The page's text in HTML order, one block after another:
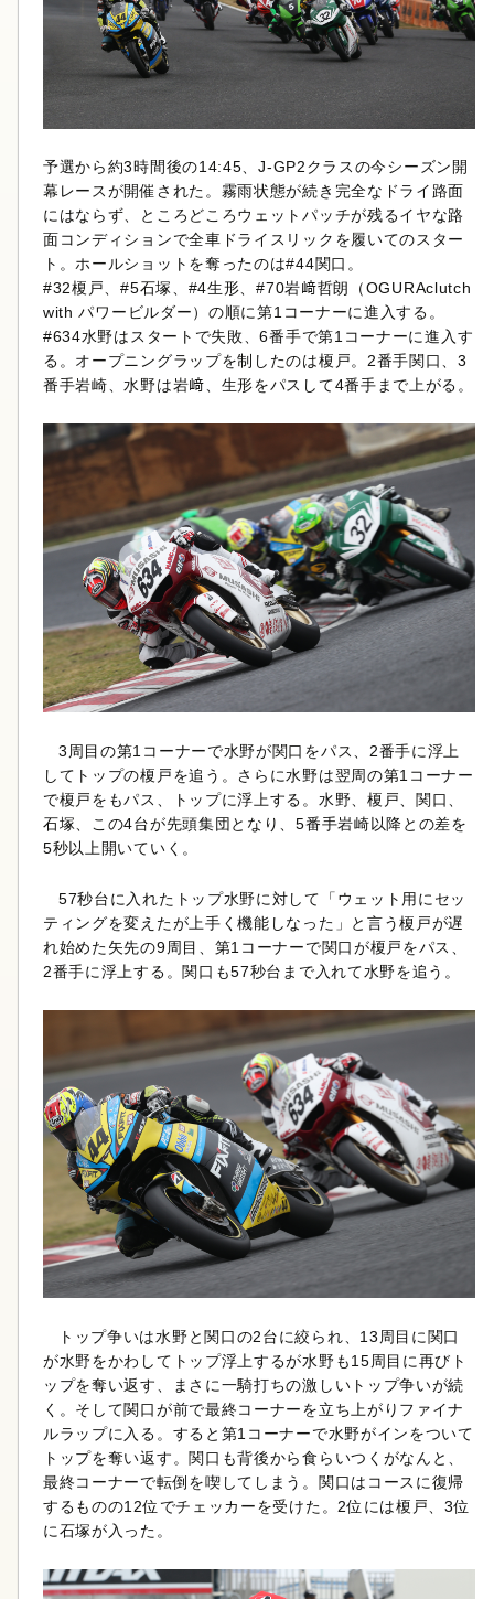
予選から約3時間後の14:45、J-GP2クラスの今シーズン開
幕レースが開催された。霧雨状態が続き完全なドライ路面
にはならず、ところどころウェットパッチが残るイヤな路
面コンディションで全車ドライスリックを履いてのスター
ト。ホールショットを奪ったのは#44関口。
#32榎戸、#5石塚、#4生形、#70岩﨑哲朗（OGURAclutch
with パワービルダー）の順に第1コーナーに進入する。
#634水野はスタートで失敗、6番手で第1コーナーに進入す
る。オープニングラップを制したのは榎戸。2番手関口、3
番手岩崎、水野は岩﨑、生形をパスして4番手まで上がる。
3周目の第1コーナーで水野が関口をパス、2番手に浮上
してトップの榎戸を追う。さらに水野は翌周の第1コーナー
で榎戸をもパス、トップに浮上する。水野、榎戸、関口、
石塚、この4台が先頭集団となり、5番手岩崎以降との差を
5秒以上開いていく。
57秒台に入れたトップ水野に対して「ウェット用にセッ
ティングを変えたが上手く機能しなった」と言う榎戸が遅
れ始めた矢先の9周目、第1コーナーで関口が榎戸をパス、
2番手に浮上する。関口も57秒台まで入れて水野を追う。
トップ争いは水野と関口の2台に絞られ、13周目に関口
が水野をかわしてトップ浮上するが水野も15周目に再びト
ップを奪い返す、まさに一騎打ちの激しいトップ争いが続
く。そして関口が前で最終コーナーを立ち上がりファイナ
ルラップに入る。すると第1コーナーで水野がインをついて
トップを奪い返す。関口も背後から食らいつくがなんと、
最終コーナーで転倒を喫してしまう。関口はコースに復帰
するものの12位でチェッカーを受けた。2位には榎戸、3位
に石塚が入った。